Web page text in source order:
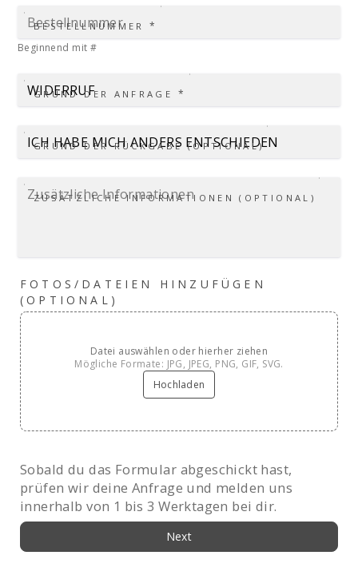
BESTELLNUMMER
*
Beginnend mit #
GRUND DER ANFRAGE *
GRUND DER RÜCKGABE (OPTIONAL)
ZUSÄTZLICHE INFORMATIONEN (OPTIONAL)
FOTOS/DATEIEN HINZUFÜGEN
(OPTIONAL)
Datei auswählen oder hierher ziehen
Mögliche Formate: JPG, JPEG, PNG, GIF, SVG.
Hochladen
Sobald du das Formular abgeschickt hast,
prüfen wir deine Anfrage und melden uns
innerhalb von 1 bis 3 Werktagen bei dir.
Next